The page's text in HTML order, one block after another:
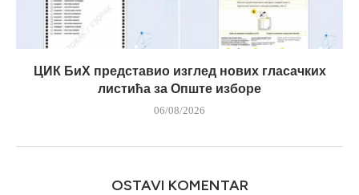
ЦИК БиХ представио изглед нових гласачких
листића за Опште изборе
06/08/2026
OSTAVI KOMENTAR